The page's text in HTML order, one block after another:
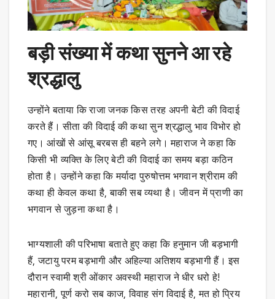
बड़ी संख्या में कथा सुनने आ रहे
श्रद्धालु
उन्होंने बताया कि राजा जनक किस तरह अपनी बेटी की विदाई
करते हैं। सीता की विदाई की कथा सुन श्रद्धालु भाव विभोर हो
गए। आंखों से आंसू बरबस ही बहने लगे। महाराज ने कहा कि
किसी भी व्यक्ति के लिए बेटी की विदाई का समय बड़ा कठिन
होता है। उन्होंने कहा कि मर्यादा पुरुषोत्तम भगवान श्रीराम की
कथा ही केवल कथा है, बाकी सब व्यथा है। जीवन में प्राणी का
भगवान से जुड़ना कथा है।
भाग्यशाली की परिभाषा बताते हुए कहा कि हनुमान जी बड़भागी
हैं, जटायु परम बड़भागी और अहिल्या अतिशय बड़भागी हैं। इस
दौरान स्वामी श्री ओंकार अवस्थी महाराज ने धीर धरो हे!
महारानी, पूर्ण करो सब काज, विवाह संग विदाई है, मत हो प्रिय